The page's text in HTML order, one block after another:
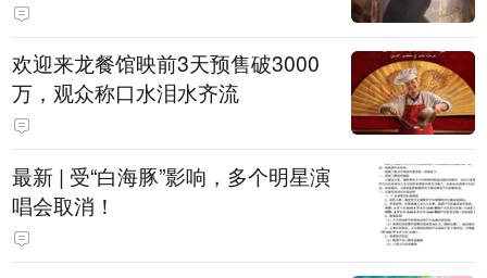
欢迎来龙餐馆映前3天预售破3000
万，观众称口水泪水齐流
最新 | 受“白海豚”影响，多个明星演
唱会取消！